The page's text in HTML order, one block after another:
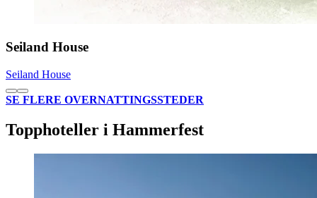
Seiland House
Seiland House
SE FLERE OVERNATTINGSSTEDER
Topphoteller i Hammerfest